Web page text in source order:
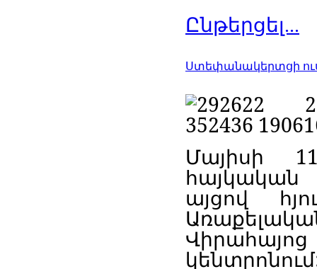
Ընթերցել...
Ստեփանակերտցի
Մայիսի
հայկական
այցով